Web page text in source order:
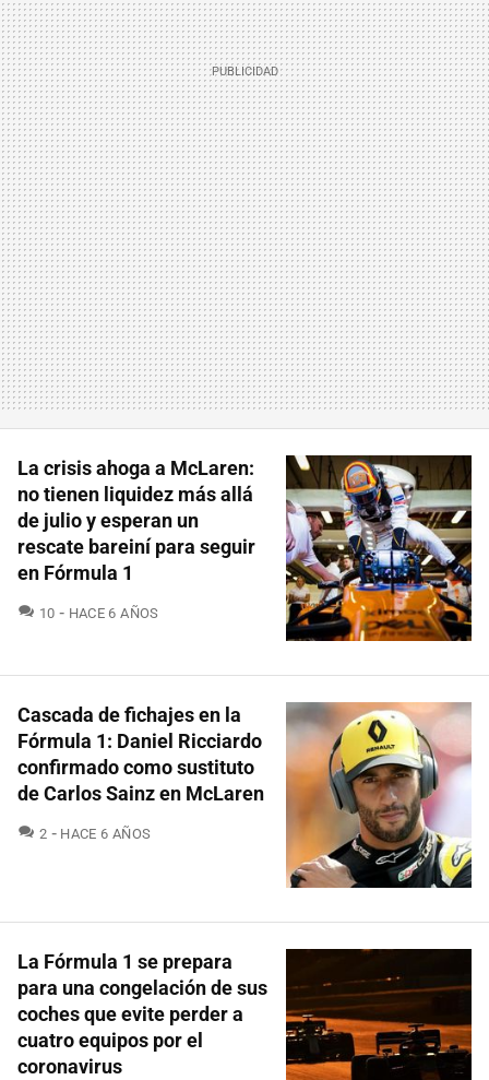
La crisis ahoga a McLaren:
no tienen liquidez más allá
de julio y esperan un
rescate bareiní para seguir
en Fórmula 1
10 COMENTARIOS
HACE 6 AÑOS
Cascada de fichajes en la
Fórmula 1: Daniel Ricciardo
confirmado como sustituto
de Carlos Sainz en McLaren
2 COMENTARIOS
HACE 6 AÑOS
La Fórmula 1 se prepara
para una congelación de sus
coches que evite perder a
cuatro equipos por el
coronavirus